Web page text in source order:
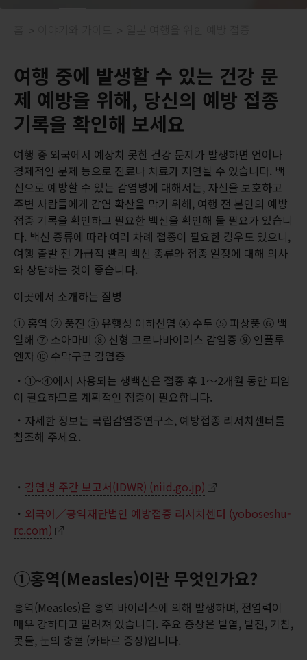
여행 중에 발생할 수 있는 건강 문
제 예방을 위해, 당신의 예방 접종
기록을 확인해 보세요
여행 중 외국에서 예상치 못한 건강 문제가 발생하면 언어나
경제적인 문제 등으로 진료나 치료가 지연될 수 있습니다. 백
신으로 예방할 수 있는 감염병에 대해서는, 자신을 보호하고
주변 사람들에게 감염 확산을 막기 위해, 여행 전 본인의 예방
접종 기록을 확인하고 필요한 백신을 확인해 둘 필요가 있습니
다. 백신 종류에 따라 여러 차례 접종이 필요한 경우도 있으니,
여행 출발 전 가급적 빨리 백신 종류와 접종 일정에 대해 의사
와 상담하는 것이 좋습니다.
이곳에서 소개하는 질병
① 홍역 ② 풍진 ③ 유행성 이하선염 ④ 수두 ⑤ 파상풍 ⑥ 백
일해 ⑦ 소아마비 ⑧ 신형 코로나바이러스 감염증 ⑨ 인플루
엔자 ⑩ 수막구균 감염증
①~④에서 사용되는 생백신은 접종 후 1～2개월 동안 피임
이 필요하므로 계획적인 접종이 필요합니다.
자세한 정보는 국립감염증연구소, 예방접종 리서치센터를
참조해 주세요.
・ 감염병 주간 보고서(IDWR) (niid.go.jp)
・ 외국어／공익재단법인 예방접종 리서치센터 (yoboseshu-
rc.com)
①홍역(Measles)이란 무엇인가요?
홍역(Measles)은 홍역 바이러스에 의해 발생하며, 전염력이
매우 강하다고 알려져 있습니다. 주요 증상은 발열, 발진, 기침,
콧물, 눈의 충혈 (카타르 증상)입니다.